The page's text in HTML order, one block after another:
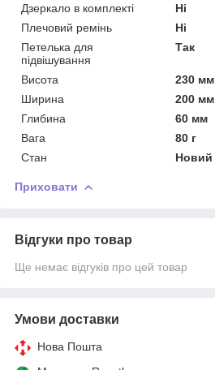
Дзеркало в комплекті
Ні
Плечовий ремінь
Ні
Петелька для
підвішування
Так
Висота
230 мм
Ширина
200 мм
Глибина
60 мм
Вага
80 г
Стан
Новий
Приховати
Відгуки про товар
Ще немає відгуків про цей товар
Умови доставки
Нова Пошта